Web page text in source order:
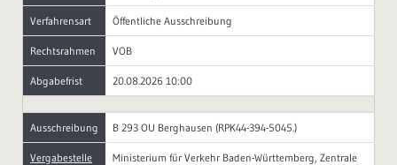
Verfahrensart Öffentliche Ausschreibung
Rechtsrahmen VOB
Abgabefrist 20.08.2026 10:00
Ausschreibung B 293 OU Berghausen (RPK44-394-5045.)
Vergabestelle
Ministerium für Verkehr Baden-Württemberg, Zentrale